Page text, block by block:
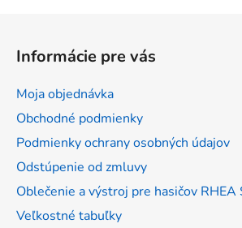
Informácie pre vás
Moja objednávka
Obchodné podmienky
Podmienky ochrany osobných údajov
Odstúpenie od zmluvy
Oblečenie a výstroj pre hasičov RHEA
Veľkostné tabuľky